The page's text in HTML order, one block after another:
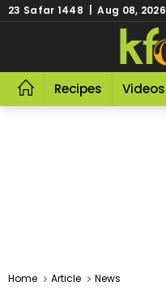
23 Safar 1448 | Aug 08, 2026
Recipes Videos
Home Article News